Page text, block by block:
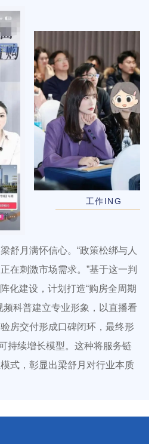
工作ING
舒月满怀信心。“政策松绑与人
在刺激市场需求。”基于这一判
化建设，计划打造“购房全周期
频科普建立专业形象，以直播看
房交付形成口碑闭环，最终形
持续增长模型。这种将服务链
式，彰显出梁舒月对行业本质